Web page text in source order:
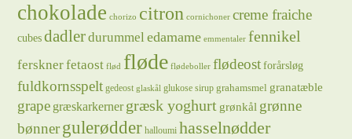
chokolade chorizo citron cornichoner creme fraiche
cubes dadlerdurummeledamame emmentaler fennikel
fersknerfetaost flød fløde flødeboller flødeost forårsløg
fuldkornsspelt gedeost glaskål glukose sirup grahamsmel granatæble
grape græskarkernergræsk yoghurt grønkål grønne
bønnergulerødder halloumi hasselnødder